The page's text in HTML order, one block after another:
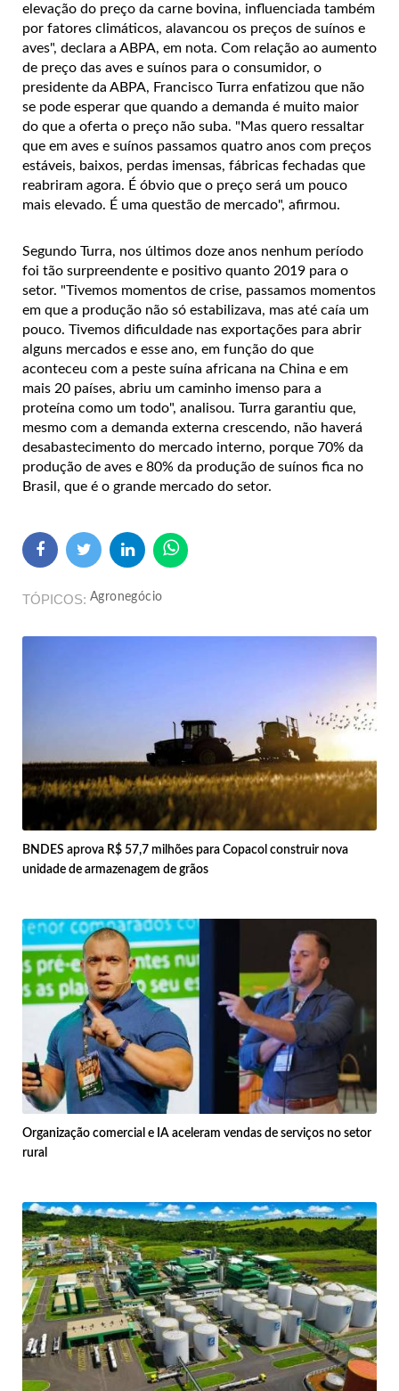
elevação do preço da carne bovina, influenciada também
por fatores climáticos, alavancou os preços de suínos e
aves", declara a ABPA, em nota. Com relação ao aumento
de preço das aves e suínos para o consumidor, o
presidente da ABPA, Francisco Turra enfatizou que não
se pode esperar que quando a demanda é muito maior
do que a oferta o preço não suba. "Mas quero ressaltar
que em aves e suínos passamos quatro anos com preços
estáveis, baixos, perdas imensas, fábricas fechadas que
reabriram agora. É óbvio que o preço será um pouco
mais elevado. É uma questão de mercado", afirmou.
Segundo Turra, nos últimos doze anos nenhum período
foi tão surpreendente e positivo quanto 2019 para o
setor. "Tivemos momentos de crise, passamos momentos
em que a produção não só estabilizava, mas até caía um
pouco. Tivemos dificuldade nas exportações para abrir
alguns mercados e esse ano, em função do que
aconteceu com a peste suína africana na China e em
mais 20 países, abriu um caminho imenso para a
proteína como um todo", analisou. Turra garantiu que,
mesmo com a demanda externa crescendo, não haverá
desabastecimento do mercado interno, porque 70% da
produção de aves e 80% da produção de suínos fica no
Brasil, que é o grande mercado do setor.
TÓPICOS Agronegócio
BNDES aprova R$ 57,7 milhões para Copacol construir nova
unidade de armazenagem de grãos
Organização comercial e IA aceleram vendas de serviços no setor
rural